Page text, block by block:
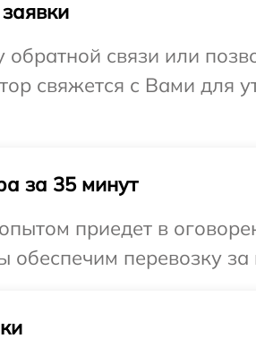
связи или
свяжется с Вами для
за 35 минут
приедет в
обеспечим перевозку